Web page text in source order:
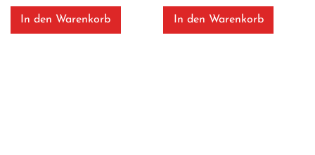
In den Warenkorb In den Warenkorb